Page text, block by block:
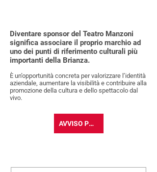
Diventare sponsor del Teatro Manzoni
significa associare il proprio marchio ad
uno dei punti di riferimento culturali più
importanti della Brianza.
È un’opportunità concreta per valorizzare l’identità
aziendale, aumentare la visibilità e contribuire alla
promozione della cultura e dello spettacolo dal
vivo.
AVVISO PUBBLICO